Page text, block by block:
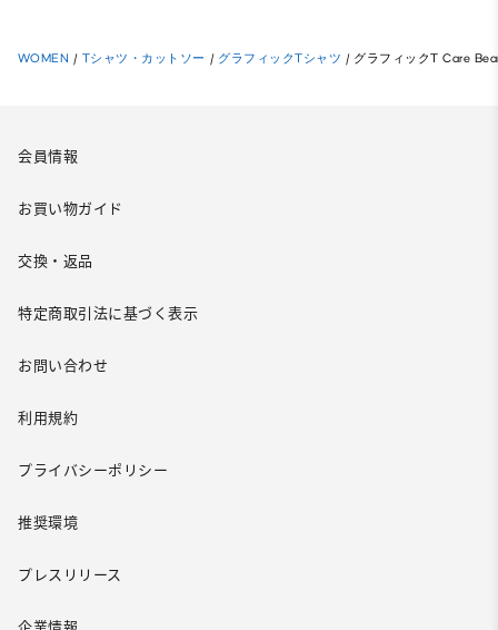
WOMEN / Tシャツ・カットソー / グラフィックTシャツ / グラフィックT Care
会員情報
お買い物ガイド
交換・返品
特定商取引法に基づく表示
お問い合わせ
利用規約
プライバシーポリシー
推奨環境
プレスリリース